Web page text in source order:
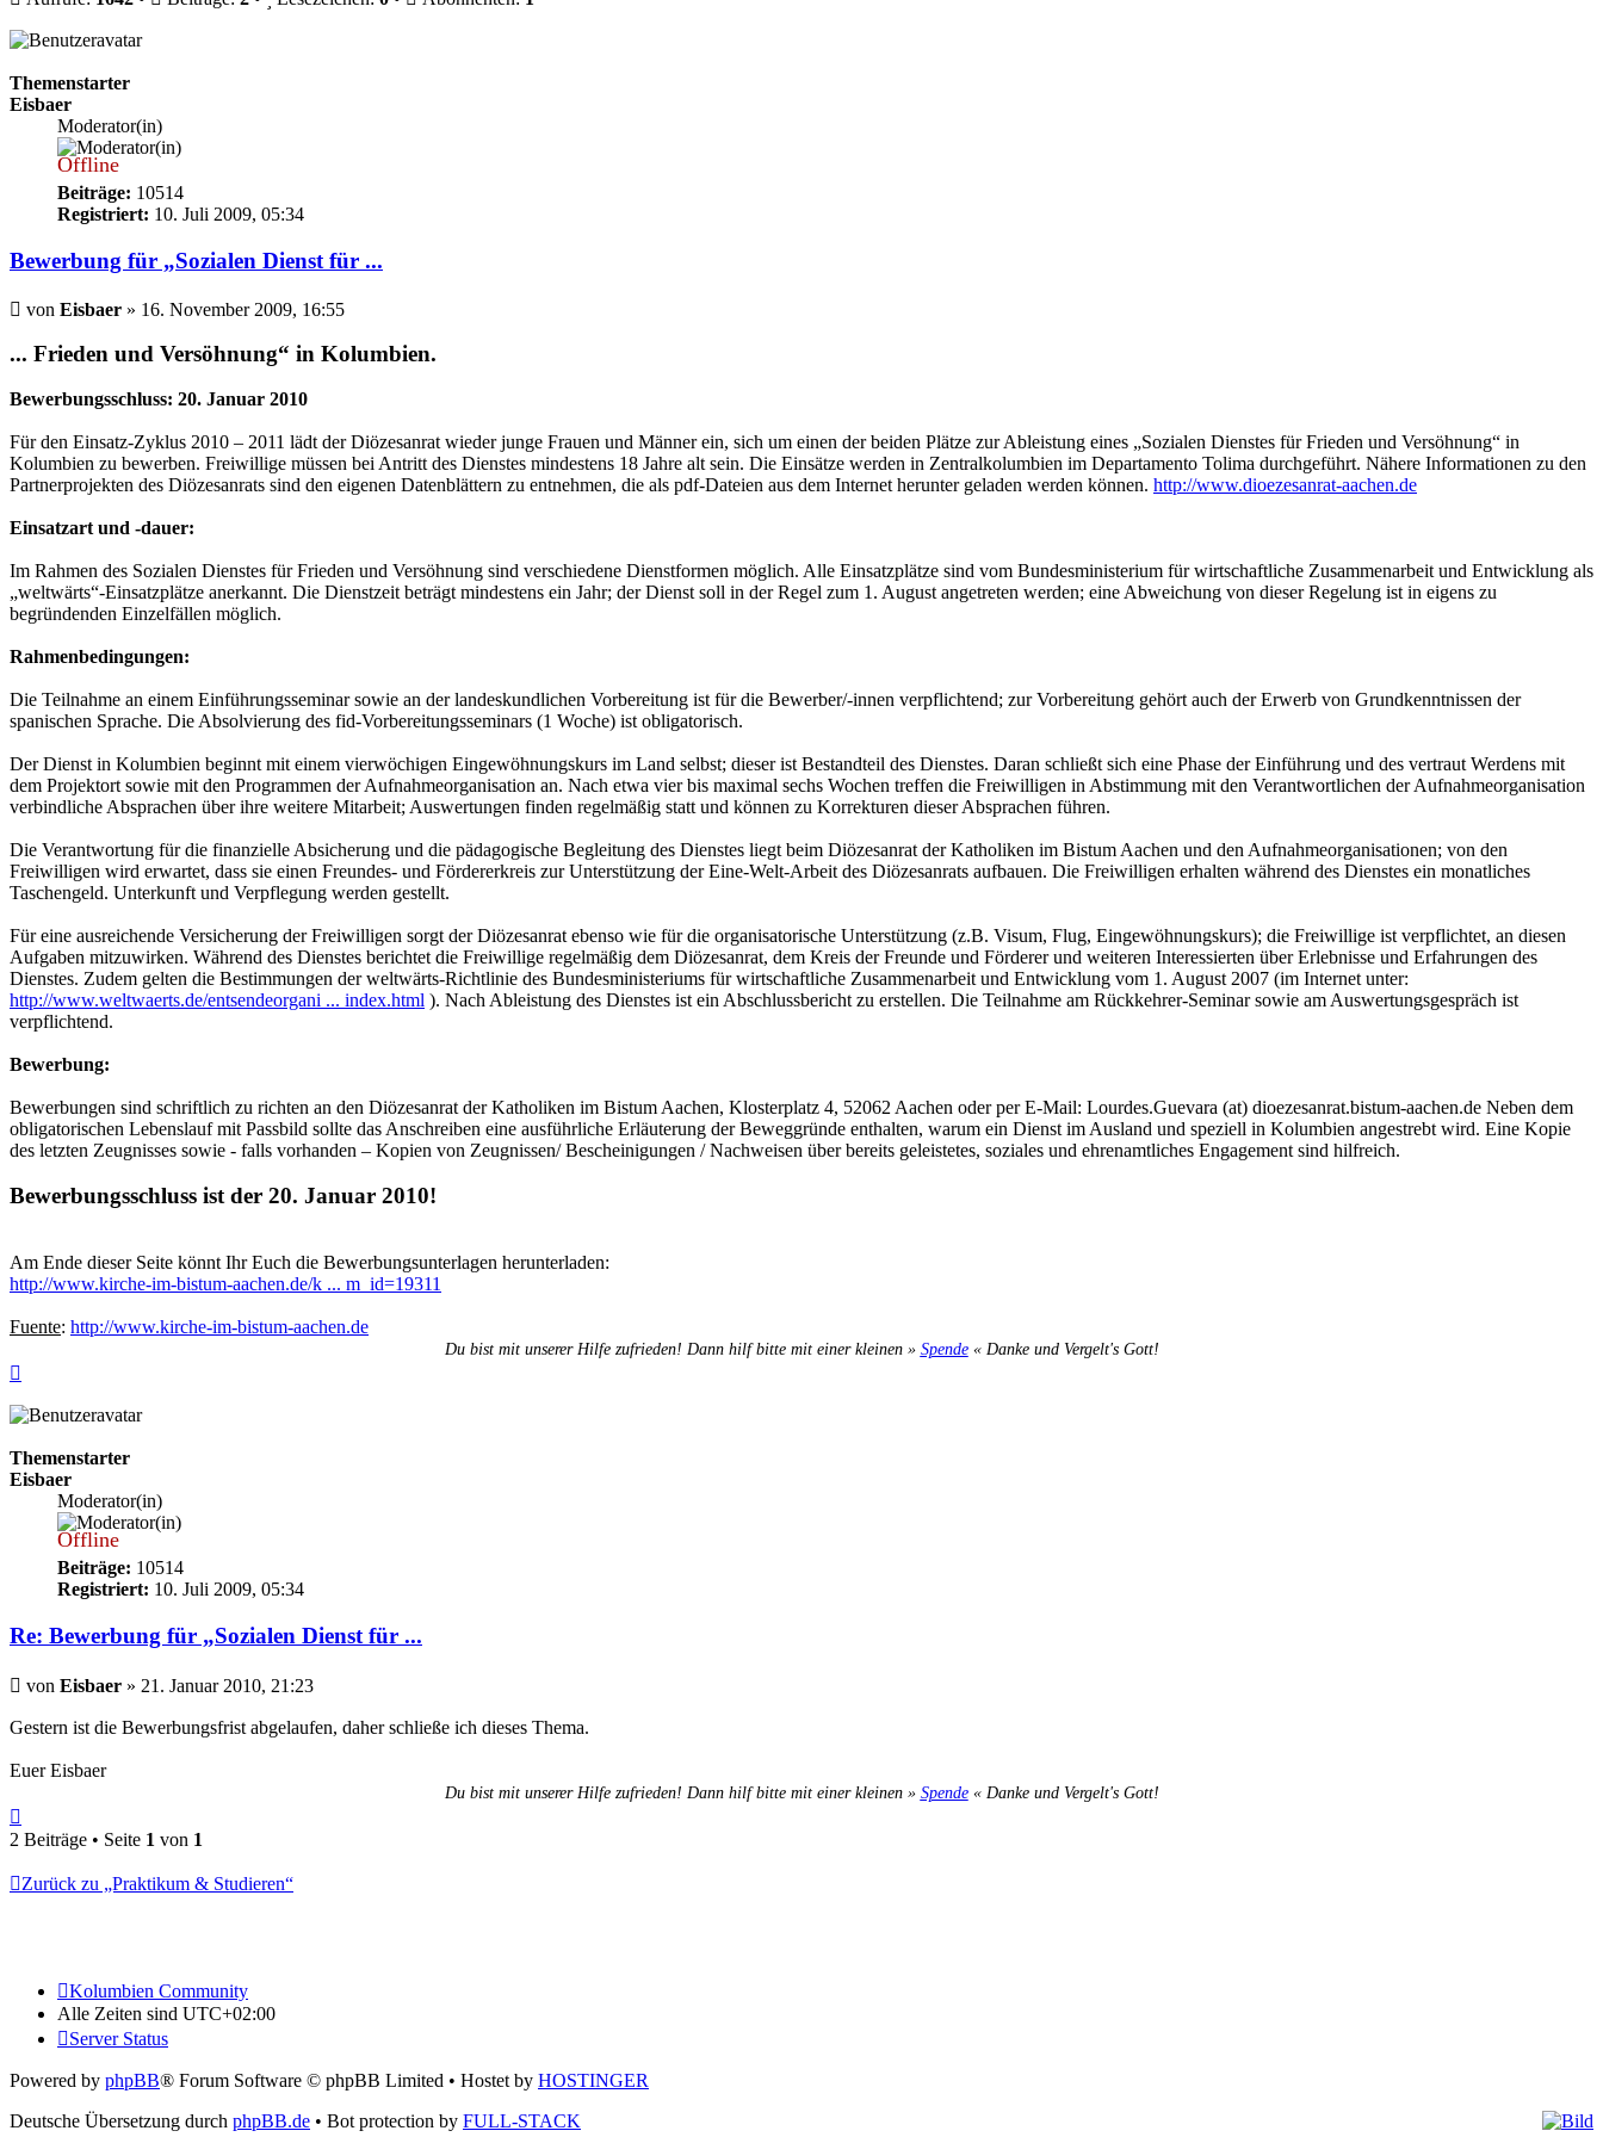
Themenstarter
Eisbaer
Moderator(in)
Offline
Beiträge: 10514
Registriert: 10. Juli 2009, 05:34
Bewerbung für „Sozialen Dienst für ...
Beitrag
von Eisbaer » 16. November 2009, 16:55
... Frieden und Versöhnung“ in Kolumbien.
Bewerbungsschluss: 20. Januar 2010
Für den Einsatz-Zyklus 2010 – 2011 lädt der Diözesanrat wieder junge Frauen und Männer ein, sich um einen der beiden Plätze zur Ableistung eines „Sozialen Dienstes für Frieden und Versöhnung“ in
Kolumbien zu bewerben. Freiwillige müssen bei Antritt des Dienstes mindestens 18 Jahre alt sein. Die Einsätze werden in Zentralkolumbien im Departamento Tolima durchgeführt. Nähere Informationen zu den
Partnerprojekten des Diözesanrats sind den eigenen Datenblättern zu entnehmen, die als pdf-Dateien aus dem Internet herunter geladen werden können. http://www.dioezesanrat-aachen.de
Einsatzart und -dauer:
Im Rahmen des Sozialen Dienstes für Frieden und Versöhnung sind verschiedene Dienstformen möglich. Alle Einsatzplätze sind vom Bundesministerium für wirtschaftliche Zusammenarbeit und Entwicklung als
„weltwärts“-Einsatzplätze anerkannt. Die Dienstzeit beträgt mindestens ein Jahr; der Dienst soll in der Regel zum 1. August angetreten werden; eine Abweichung von dieser Regelung ist in eigens zu
begründenden Einzelfällen möglich.
Rahmenbedingungen:
Die Teilnahme an einem Einführungsseminar sowie an der landeskundlichen Vorbereitung ist für die Bewerber/-innen verpflichtend; zur Vorbereitung gehört auch der Erwerb von Grundkenntnissen der
spanischen Sprache. Die Absolvierung des fid-Vorbereitungsseminars (1 Woche) ist obligatorisch.
Der Dienst in Kolumbien beginnt mit einem vierwöchigen Eingewöhnungskurs im Land selbst; dieser ist Bestandteil des Dienstes. Daran schließt sich eine Phase der Einführung und des vertraut Werdens mit
dem Projektort sowie mit den Programmen der Aufnahmeorganisation an. Nach etwa vier bis maximal sechs Wochen treffen die Freiwilligen in Abstimmung mit den Verantwortlichen der Aufnahmeorganisation
verbindliche Absprachen über ihre weitere Mitarbeit; Auswertungen finden regelmäßig statt und können zu Korrekturen dieser Absprachen führen.
Die Verantwortung für die finanzielle Absicherung und die pädagogische Begleitung des Dienstes liegt beim Diözesanrat der Katholiken im Bistum Aachen und den Aufnahmeorganisationen; von den
Freiwilligen wird erwartet, dass sie einen Freundes- und Fördererkreis zur Unterstützung der Eine-Welt-Arbeit des Diözesanrats aufbauen. Die Freiwilligen erhalten während des Dienstes ein monatliches
Taschengeld. Unterkunft und Verpflegung werden gestellt.
Für eine ausreichende Versicherung der Freiwilligen sorgt der Diözesanrat ebenso wie für die organisatorische Unterstützung (z.B. Visum, Flug, Eingewöhnungskurs); die Freiwillige ist verpflichtet, an diesen
Aufgaben mitzuwirken. Während des Dienstes berichtet die Freiwillige regelmäßig dem Diözesanrat, dem Kreis der Freunde und Förderer und weiteren Interessierten über Erlebnisse und Erfahrungen des
Dienstes. Zudem gelten die Bestimmungen der weltwärts-Richtlinie des Bundesministeriums für wirtschaftliche Zusammenarbeit und Entwicklung vom 1. August 2007 (im Internet unter:
http://www.weltwaerts.de/entsendeorgani ... index.html ). Nach Ableistung des Dienstes ist ein Abschlussbericht zu erstellen. Die Teilnahme am Rückkehrer-Seminar sowie am Auswertungsgespräch ist
verpflichtend.
Bewerbung:
Bewerbungen sind schriftlich zu richten an den Diözesanrat der Katholiken im Bistum Aachen, Klosterplatz 4, 52062 Aachen oder per E-Mail: Lourdes.Guevara (at) dioezesanrat.bistum-aachen.de Neben dem
obligatorischen Lebenslauf mit Passbild sollte das Anschreiben eine ausführliche Erläuterung der Beweggründe enthalten, warum ein Dienst im Ausland und speziell in Kolumbien angestrebt wird. Eine Kopie
des letzten Zeugnisses sowie - falls vorhanden – Kopien von Zeugnissen/ Bescheinigungen / Nachweisen über bereits geleistetes, soziales und ehrenamtliches Engagement sind hilfreich.
Bewerbungsschluss ist der 20. Januar 2010!
Am Ende dieser Seite könnt Ihr Euch die Bewerbungsunterlagen herunterladen:
http://www.kirche-im-bistum-aachen.de/k ... m_id=19311
Fuente: http://www.kirche-im-bistum-aachen.de
Du bist mit unserer Hilfe zufrieden! Dann hilf bitte mit einer kleinen » Spende« Danke und Vergelt's Gott!
Themenstarter
Eisbaer
Moderator(in)
Offline
Beiträge: 10514
Registriert: 10. Juli 2009, 05:34
Re: Bewerbung für „Sozialen Dienst für ...
Beitrag
von Eisbaer » 21. Januar 2010, 21:23
Gestern ist die Bewerbungsfrist abgelaufen, daher schließe ich dieses Thema.
Euer Eisbaer
Du bist mit unserer Hilfe zufrieden! Dann hilf bitte mit einer kleinen » Spende« Danke und Vergelt's Gott!
oben
2 Beiträge • Seite 1 von 1
Zurück zu „Praktikum & Studieren“
Kolumbien Community
Alle Zeiten sind UTC+02:00
Server Status
Powered by phpBB® Forum Software © phpBB Limited • Hostet by HOSTINGER
Deutsche Übersetzung durch phpBB.de • Bot protection by FULL-STACK